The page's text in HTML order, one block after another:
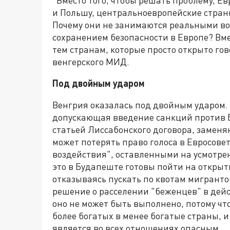
и Польшу, центральноевропейские
Почему они не занимаются реальными
сохранением безопасности в Европе?
тем странам, которые просто открыто
венгерского МИД.
Под двойным ударом
Венгрия оказалась под двойным
допускающая введение санкций
статьей Лиссабонского договора,
может потерять право голоса в
воздействия", оставленными на
это в Будапеште готовы пойти на
отказываясь пускать по квотам
решение о расселении "беженцев" в
оно не может быть выполнено, потому
более богатых в менее богатые страны,